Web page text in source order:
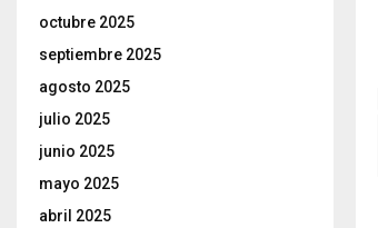
octubre 2025
septiembre 2025
agosto 2025
julio 2025
junio 2025
mayo 2025
abril 2025